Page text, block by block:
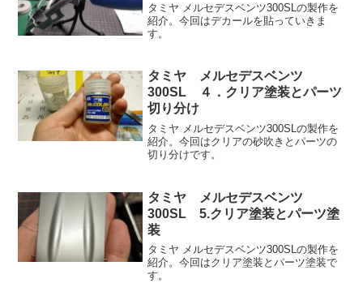
タミヤ メルセデスベンツ300SLの製作を
紹介。今回はデカールを貼っていきま
す。
タミヤ メルセデスベンツ
300SL ４．クリア塗装とパーツ
切り分け
タミヤ メルセデスベンツ300SLの製作を
紹介。今回はクリアの砂吹きとパーツの
切り分けです。
タミヤ メルセデスベンツ
300SL 5.クリア塗装とパーツ塗
装
タミヤ メルセデスベンツ300SLの製作を
紹介。今回はクリア塗装とパーツ塗装で
す。